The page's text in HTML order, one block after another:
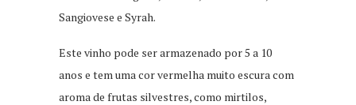
Sangiovese e Syrah.
Este vinho pode ser armazenado por 5 a 10
anos e tem uma cor vermelha muito escura com
aroma de frutas silvestres, como mirtilos,